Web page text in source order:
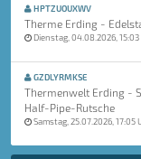
HPTZUOUXWV
Therme Erding -
Dienstag, 04.08.2026,
GZDLYRMKSE
Thermenwelt Erding -
Half-Pipe-Rutsche
Samstag, 25.07.2026, 17:05